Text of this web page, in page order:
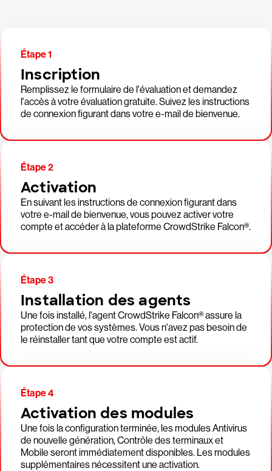
Étape 1
Inscription
Remplissez le formulaire de l'évaluation et demandez
l'accès à votre évaluation gratuite. Suivez les instructions
de connexion figurant dans votre e-mail de bienvenue.
Étape 2
Activation
En suivant les instructions de connexion figurant dans
votre e-mail de bienvenue, vous pouvez activer votre
compte et accéder à la plateforme CrowdStrike Falcon®.
Étape 3
Installation des agents
Une fois installé, l'agent CrowdStrike Falcon® assure la
protection de vos systèmes. Vous n'avez pas besoin de
le réinstaller tant que votre compte est actif.
Étape 4
Activation des modules
Une fois la configuration terminée, les modules Antivirus
de nouvelle génération, Contrôle des terminaux et
Mobile seront immédiatement disponibles. Les modules
supplémentaires nécessitent une activation.